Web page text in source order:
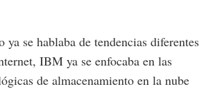
ya se hablaba de tendencias diferentes
IBM ya se enfocaba en las
de almacenamiento en la nube